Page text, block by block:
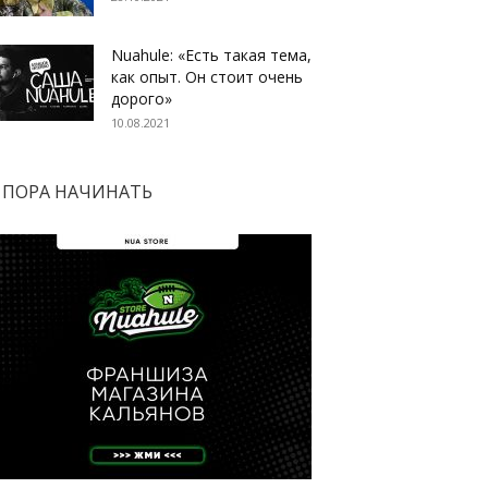
Nuahule: «Есть такая тема,
как опыт. Он стоит очень
дорого»
10.08.2021
ПОРА НАЧИНАТЬ